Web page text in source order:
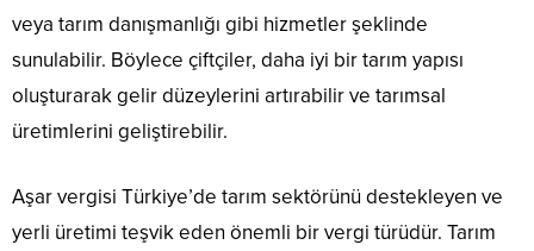
veya tarım danışmanlığı gibi hizmetler şeklinde
sunulabilir. Böylece çiftçiler, daha iyi bir tarım yapısı
oluşturarak gelir düzeylerini artırabilir ve tarımsal
üretimlerini geliştirebilir.
Aşar vergisi Türkiye’de tarım sektörünü destekleyen ve
yerli üretimi teşvik eden önemli bir vergi türüdür. Tarım